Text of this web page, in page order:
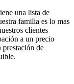
una lista de
familia es lo mas
clientes
a un precio
prestación de